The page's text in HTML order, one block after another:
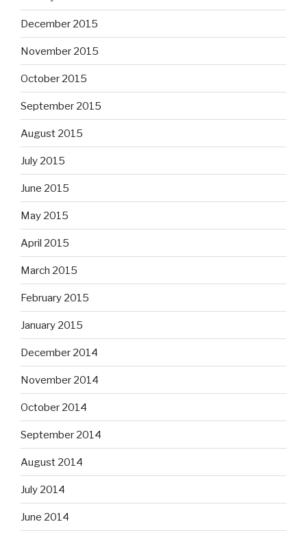
December 2015
November 2015
October 2015
September 2015
August 2015
July 2015
June 2015
May 2015
April 2015
March 2015
February 2015
January 2015
December 2014
November 2014
October 2014
September 2014
August 2014
July 2014
June 2014